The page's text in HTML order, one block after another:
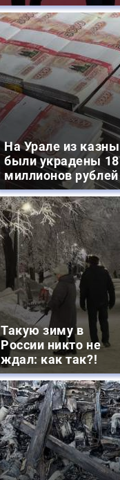
На Урале из казны
были украдены 18
миллионов рублей
Такую зиму в
России никто не
ждал: как так?!